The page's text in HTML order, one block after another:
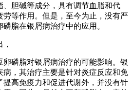
、胆碱等成分，具有调节血脂和代
劳等作用。但是，至今为止，没有严
脂在银屑病治疗中的应用。
磷脂对银屑病治疗的可能影响。银
病，其治疗主要是针对炎症反应和免
提高免疫力和促进代谢外，并没有针